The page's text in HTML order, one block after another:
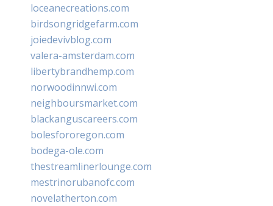
loceanecreations.com
birdsongridgefarm.com
joiedevivblog.com
valera-amsterdam.com
libertybrandhemp.com
norwoodinnwi.com
neighboursmarket.com
blackanguscareers.com
bolesfororegon.com
bodega-ole.com
thestreamlinerlounge.com
mestrinorubanofc.com
novelatherton.com